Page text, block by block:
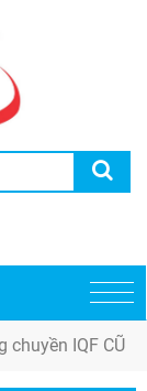
chuyền IQF CŨ